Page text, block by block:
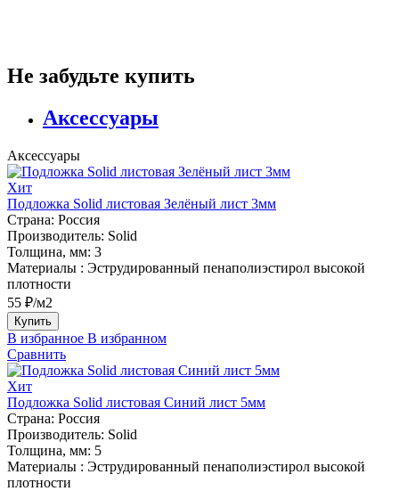
Не забудьте купить
Аксессуары
Аксессуары
Хит
Подложка Solid листовая Зелёный лист 3мм
Страна: Россия
Производитель: Solid
Толщина, мм: 3
Материалы : Эструдированный пенаполиэстирол высокой
плотности
55 ₽/м2
Купить
В избранное В избранном
Сравнить
Хит
Подложка Solid листовая Синий лист 5мм
Страна: Россия
Производитель: Solid
Толщина, мм: 5
Материалы : Эструдированный пенаполиэстирол высокой
плотности